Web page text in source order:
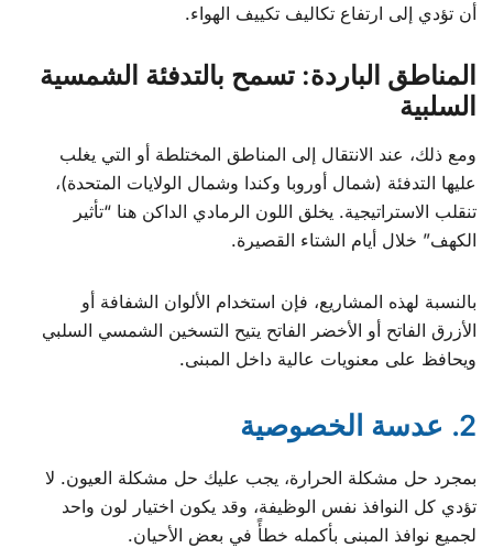
أن تؤدي إلى ارتفاع تكاليف تكييف الهواء.
المناطق الباردة: تسمح بالتدفئة الشمسية
السلبية
ومع ذلك، عند الانتقال إلى المناطق المختلطة أو التي يغلب
عليها التدفئة (شمال أوروبا وكندا وشمال الولايات المتحدة)،
تنقلب الاستراتيجية. يخلق اللون الرمادي الداكن هنا “تأثير
الكهف” خلال أيام الشتاء القصيرة.
بالنسبة لهذه المشاريع، فإن استخدام الألوان الشفافة أو
الأزرق الفاتح أو الأخضر الفاتح يتيح التسخين الشمسي السلبي
ويحافظ على معنويات عالية داخل المبنى.
2. عدسة الخصوصية
بمجرد حل مشكلة الحرارة، يجب عليك حل مشكلة العيون. لا
تؤدي كل النوافذ نفس الوظيفة، وقد يكون اختيار لون واحد
لجميع نوافذ المبنى بأكمله خطأً في بعض الأحيان.